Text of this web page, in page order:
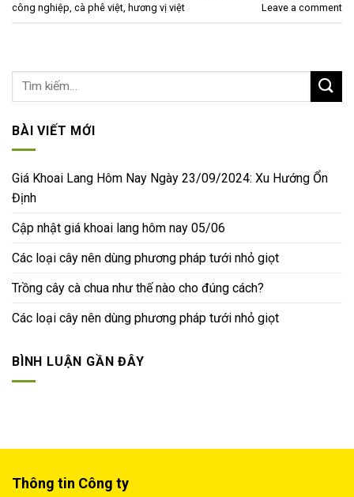
công nghiệp cà phê việt hương vị việt Leave a comment
BÀI VIẾT MỚI
Giá Khoai Lang Hôm Nay Ngày 23/09/2024: Xu Hướng Ổn
Định
Cập nhật giá khoai lang hôm nay 05/06
Các loại cây nên dùng phương pháp tưới nhỏ giọt
Trồng cây cà chua như thế nào cho đúng cách?
Các loại cây nên dùng phương pháp tưới nhỏ giọt
BÌNH LUẬN GẦN ĐÂY
Thông tin Công ty